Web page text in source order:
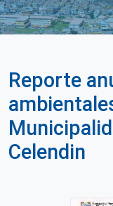
Reporte
Celendin